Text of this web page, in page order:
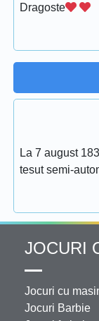
Dragoste
La 7 august
tesut semi-
JOCURI
Jocuri cu
Jocuri Barbie